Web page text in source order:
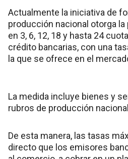
Actualmente la iniciativa de
producción nacional otorga
en 3, 6, 12, 18 y hasta 24
crédito bancarias, con una
la que se ofrece en el
La medida incluye bienes y
rubros de producción
De esta manera, las tasas
directo que los emisores